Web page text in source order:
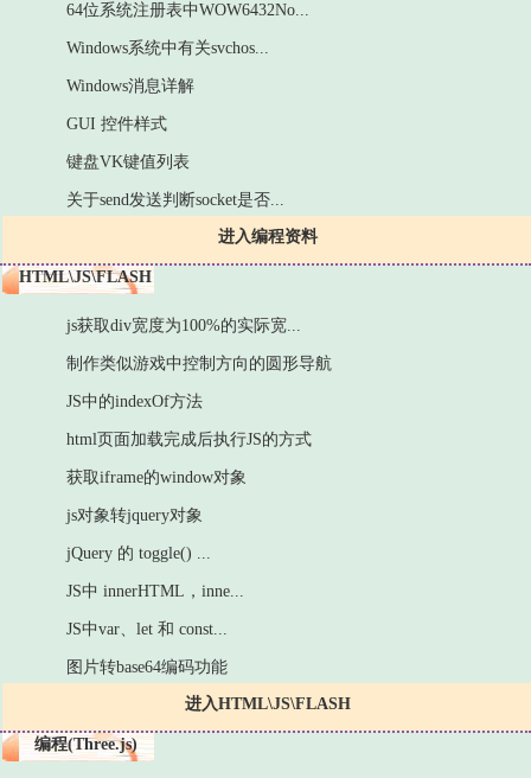
进入编程资料
64位系统注册表中WOW6432No...
Windows系统中有关svchos...
Windows消息详解
GUI 控件样式
键盘VK键值列表
关于send发送判断socket是否...
HTML\JS\FLASH
进入HTML\JS\FLASH
js获取div宽度为100%的实际宽...
制作类似游戏中控制方向的圆形导航
JS中的indexOf方法
html页面加载完成后执行JS的方式
获取iframe的window对象
js对象转jquery对象
jQuery 的 toggle() ...
JS中 innerHTML，inne...
JS中var、let 和 const...
图片转base64编码功能
编程(Three.js)